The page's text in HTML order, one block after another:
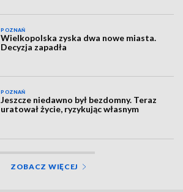
POZNAŃ
Wielkopolska zyska dwa nowe miasta.
Decyzja zapadła
POZNAŃ
Jeszcze niedawno był bezdomny. Teraz
uratował życie, ryzykując własnym
ZOBACZ WIĘCEJ